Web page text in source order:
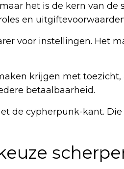
het is de kern van de
en
voor instellingen. Het
krijgen met toezicht,
betaalbaarheid.
de cypherpunk-kant.